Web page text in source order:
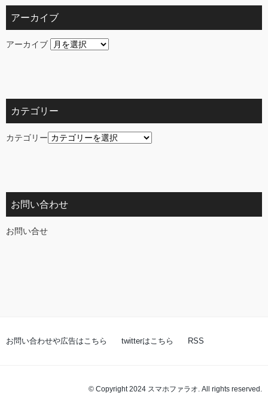
アーカイブ
アーカイブ
カテゴリー
カテゴリー
お問い合わせ
お問い合せ
お問い合わせや広告はこちら twitterはこちら RSS
© Copyright 2024 スマホファラオ. All rights reserved.